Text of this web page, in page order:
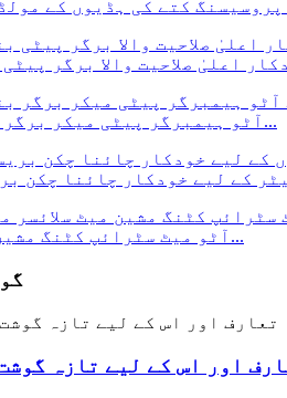
آٹو ہیمبرگر پیٹی میکر برگر بنانے والی مشین...
آٹو میٹ سٹرائپ کٹنگ مشین میٹ سلائسر مشین...
اور اس کے لیے تازہ گوشت